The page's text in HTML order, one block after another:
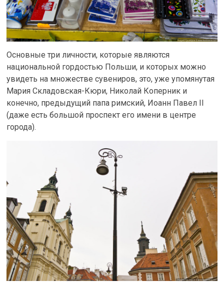
Основные три личности, которые являются
национальной гордостью Польши, и которых можно
увидеть на множестве сувениров, это, уже упомянутая
Мария Складовская-Кюри, Николай Коперник и
конечно, предыдущий папа римский, Иоанн Павел II
(даже есть большой проспект его имени в центре
города).